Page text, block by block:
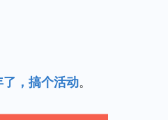
，搞个活动。